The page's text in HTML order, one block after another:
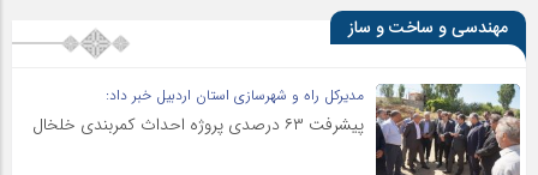
مهندسی و ساخت و ساز
مدیرکل راه و شهرسازی استان اردبیل خبر داد:
پیشرفت ۶۳ درصدی پروژه احداث کمربندی خلخال